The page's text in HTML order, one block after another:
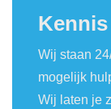
Wij staan
mogelijk
Wij laten je